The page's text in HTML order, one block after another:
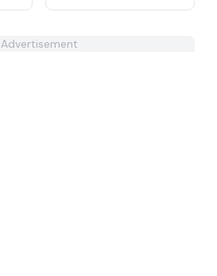
Advertisement